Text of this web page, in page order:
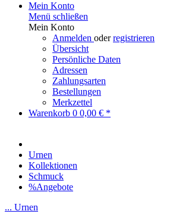
Mein Konto
Menü schließen
Mein Konto
Anmelden oderregistrieren
Übersicht
Persönliche Daten
Adressen
Zahlungsarten
Bestellungen
Merkzettel
Warenkorb 0 0,00 € *
Urnen
Kollektionen
Schmuck
%Angebote
... Urnen